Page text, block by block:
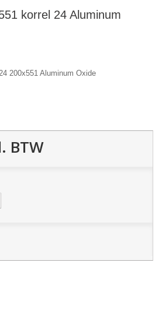
korrel 24 Aluminum
200x551 Aluminum Oxide
BTW